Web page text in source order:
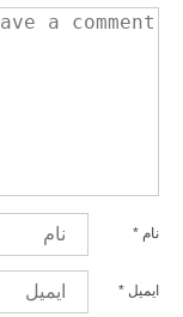
نام *
ایمیل *